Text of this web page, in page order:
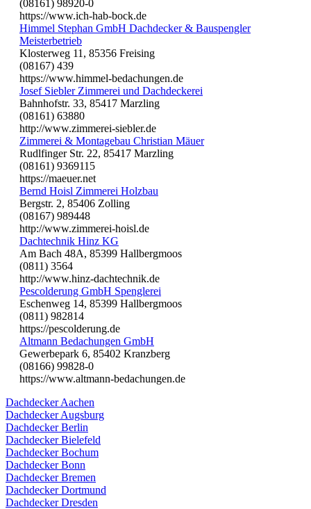
(08161) 98920-0
https://www.ich-hab-bock.de
Himmel Stephan GmbH Dachdecker & Bauspengler
Meisterbetrieb
Klosterweg 11, 85356 Freising
(08167) 439
https://www.himmel-bedachungen.de
Josef Siebler Zimmerei und Dachdeckerei
Bahnhofstr. 33, 85417 Marzling
(08161) 63880
http://www.zimmerei-siebler.de
Zimmerei & Montagebau Christian Mäuer
Rudlfinger Str. 22, 85417 Marzling
(08161) 9369115
https://maeuer.net
Bernd Hoisl Zimmerei Holzbau
Bergstr. 2, 85406 Zolling
(08167) 989448
http://www.zimmerei-hoisl.de
Dachtechnik Hinz KG
Am Bach 48A, 85399 Hallbergmoos
(0811) 3564
http://www.hinz-dachtechnik.de
Pescolderung GmbH Spenglerei
Eschenweg 14, 85399 Hallbergmoos
(0811) 982814
https://pescolderung.de
Altmann Bedachungen GmbH
Gewerbepark 6, 85402 Kranzberg
(08166) 99828-0
https://www.altmann-bedachungen.de
Dachdecker Aachen
Dachdecker Augsburg
Dachdecker Berlin
Dachdecker Bielefeld
Dachdecker Bochum
Dachdecker Bonn
Dachdecker Bremen
Dachdecker Dortmund
Dachdecker Dresden